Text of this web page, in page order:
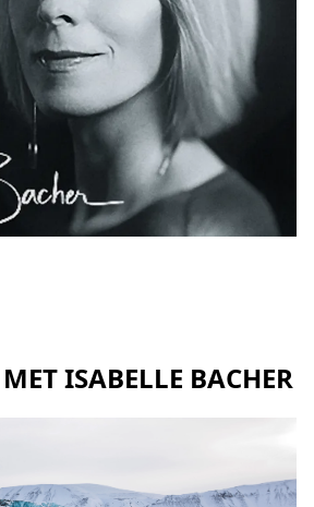
ISABELLE BACHER